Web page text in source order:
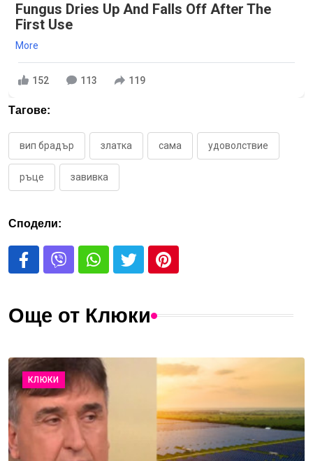
Fungus Dries Up And Falls Off After The
First Use
More
152 113 119
Тагове:
вип брадър златка сама удоволствие
ръце завивка
Сподели:
Още от Клюки
КЛЮКИ